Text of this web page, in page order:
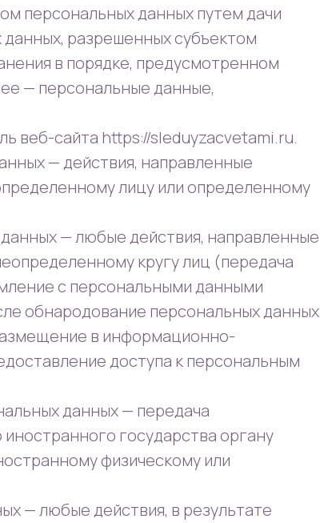
персональных данных путем дачи
разрешенных субъектом
в порядке, предусмотренном
— персональные данные,
веб-сайта https://sleduyzacvetami.ru.
— действия, направленные
лицу или определенному
— любые действия, направленные
кругу лиц (передача
с персональными данными
обнародование персональных данных
в информационно-
доступа к персональным
данных — передача
государства органу
физическому или
— любые действия, в результате